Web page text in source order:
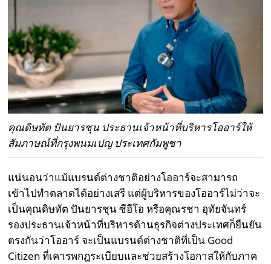
คุณดิษทัต ปันยารชุน ประธานเจ้าหน้าที่บริหารโออาร์ให้
สัมภาษณ์ที่กรุงพนมเปญ ประเทศกัมพูชา
แน่นอนว่าแม้แบรนด์ต่างชาติอย่างโออาร์จะสามารถ
เข้าไปทำตลาดได้อย่างเสรี แต่ผู้บริหารของโออาร์ไม่ว่าจะ
เป็นคุณดิษทัต ปันยารชุน ซีอีโอ หรือคุณรชา อุทัยจันทร์
รองประธานเจ้าหน้าที่บริหารด้านธุรกิจต่างประเทศก็ยืนยัน
ตรงกันว่าโออาร์ จะเป็นแบรนด์ต่างชาติที่เป็น Good
Citizen ที่เคารพกฎระเบียบและช่วยสร้างโอกาสให้กับภาค